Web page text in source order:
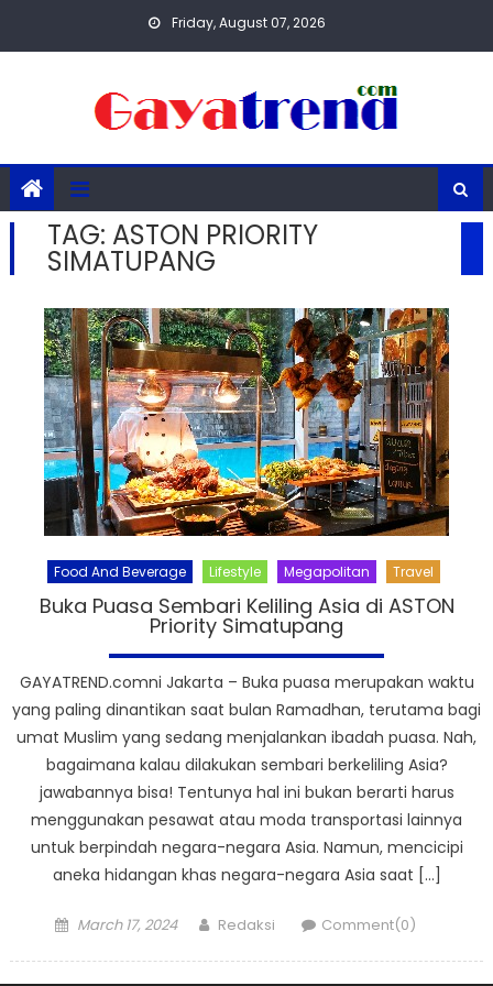
Friday, August 07, 2026
TAG: ASTON PRIORITY
SIMATUPANG
Food And Beverage Lifestyle Megapolitan Travel
Buka Puasa Sembari Keliling Asia di ASTON
Priority Simatupang
GAYATREND.comni Jakarta – Buka puasa merupakan waktu
yang paling dinantikan saat bulan Ramadhan, terutama bagi
umat Muslim yang sedang menjalankan ibadah puasa. Nah,
bagaimana kalau dilakukan sembari berkeliling Asia?
jawabannya bisa! Tentunya hal ini bukan berarti harus
menggunakan pesawat atau moda transportasi lainnya
untuk berpindah negara-negara Asia. Namun, mencicipi
aneka hidangan khas negara-negara Asia saat […]
Posted
March 17, 2024 Author
Redaksi Comment(0)